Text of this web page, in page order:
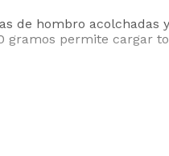
de hombro
gramos permite cargar
x 14 cm de